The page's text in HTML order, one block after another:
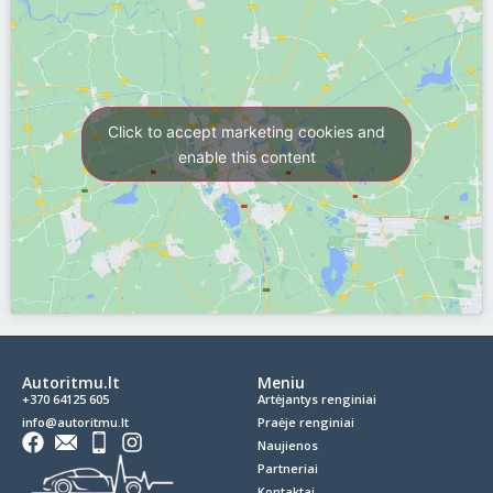
Click to accept marketing cookies and
enable this content
Autoritmu.lt
+370 64125 605
info@autoritmu.lt
Meniu
Artėjantys renginiai
Praėje renginiai
Naujienos
Partneriai